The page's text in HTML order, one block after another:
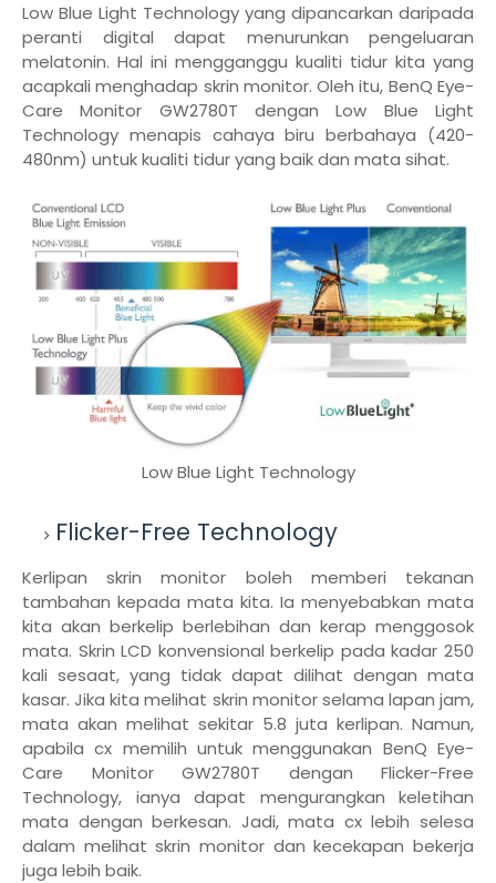
Low Blue Light Technology yang dipancarkan daripada
peranti digital dapat menurunkan pengeluaran
melatonin. Hal ini mengganggu kualiti tidur kita yang
acapkali menghadap skrin monitor. Oleh itu, BenQ Eye-
Care Monitor GW2780T dengan Low Blue Light
Technology menapis cahaya biru berbahaya (420-
480nm) untuk kualiti tidur yang baik dan mata sihat.
Low Blue Light Technology
Flicker-Free Technology
Kerlipan skrin monitor boleh memberi tekanan
tambahan kepada mata kita. Ia menyebabkan mata
kita akan berkelip berlebihan dan kerap menggosok
mata. Skrin LCD konvensional berkelip pada kadar 250
kali sesaat, yang tidak dapat dilihat dengan mata
kasar. Jika kita melihat skrin monitor selama lapan jam,
mata akan melihat sekitar 5.8 juta kerlipan. Namun,
apabila cx memilih untuk menggunakan BenQ Eye-
Care Monitor GW2780T dengan Flicker-Free
Technology, ianya dapat mengurangkan keletihan
mata dengan berkesan. Jadi, mata cx lebih selesa
dalam melihat skrin monitor dan kecekapan bekerja
juga lebih baik.